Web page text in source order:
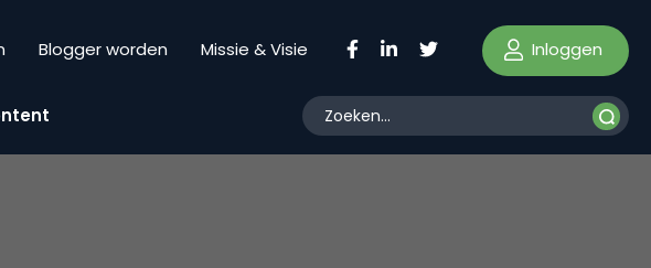
Blogger worden Missie & Visie Inloggen